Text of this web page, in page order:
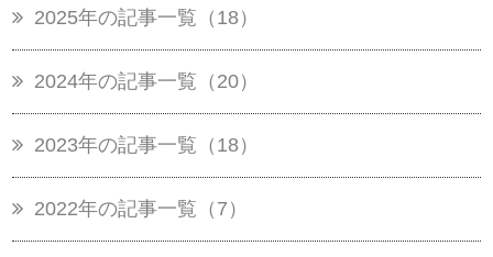
2025年の記事一覧（18）
2024年の記事一覧（20）
2023年の記事一覧（18）
2022年の記事一覧（7）